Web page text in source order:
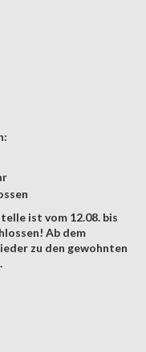
ist vom 12.08. bis
Ab dem
zu den gewohnten